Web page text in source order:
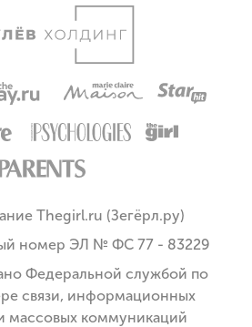
Thegirl.ru (Зегёрл.ру)
номер ЭЛ № ФС 77 - 83229
Федеральной службой по
связи, информационных
массовых коммуникаций